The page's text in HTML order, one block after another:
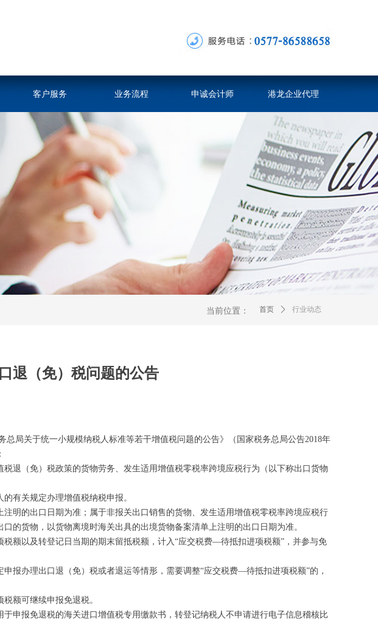
客户服务 业务流程 申诚会计师 港龙企业代理
退（免）税问题的公告
局关于统一小规模纳税人标准等若干增值税问题的公告》（国家税务总局公告2018年
（免）税政策的货物劳务、发生适用增值税零税率跨境应税行为（以下称出口货物
有关规定办理增值税纳税申报。
的出口日期为准；属于非报关出口销售的货物、发生适用增值税零税率跨境应税行
的货物，以货物离境时海关出具的出境货物备案清单上注明的出口日期为准。
以及转登记日当期的期末留抵税额，计入“应交税费—待抵扣进项税额”，并参与免
办理出口退（免）税或者退运等情形，需要调整“应交税费—待抵扣进项税额”的，
额可继续申报免退税。
报免退税的海关进口增值税专用缴款书，转登记纳税人不申请进行电子信息稽核比
当前位置： 首页 ꄲ 行业动态